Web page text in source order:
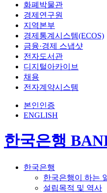
화폐박물관
경제연구원
지역본부
경제통계시스템(ECOS)
금융·경제 스냅샷
전자도서관
디지털아카이브
채용
전자계약시스템
본인인증
ENGLISH
한국은행
한국은행
한국은행이 하는
설립목적 및 역사